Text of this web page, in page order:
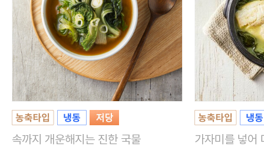
속까지 개운해지는 진한 국물 가자미를 넣어